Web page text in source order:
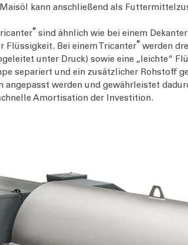
kann anschließend als
® sind ähnlich wie bei einem
Flüssigkeit. Bei einem Tricanter® werden
unter Druck) sowie eine „leichte“
separiert und ein zusätzlicher Rohstoff
werden und gewährleistet
Amortisation der Investition.